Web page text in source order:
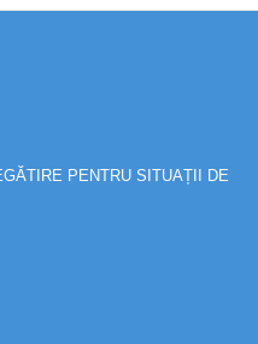
PENTRU SITUAȚII DE